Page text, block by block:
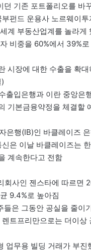
던 기존 포트폴리오를 바
펀드 운용사 노르웨이
계 부동산업계를 놀라게
비중을 60%에서 39%로
시장에 대한 수출을 확
출입은행과 이란 중앙은
기본금융약정을 체결할
은행(IB)인 바클레이즈
은 이날 바클레이즈는
계속한다고 전함
회사인 젠스타에 따르면
9.4%로 높아짐
들은 그동안 공실을 줄이
트프리만으로는 더이
업무용 빌딩 거래가 부